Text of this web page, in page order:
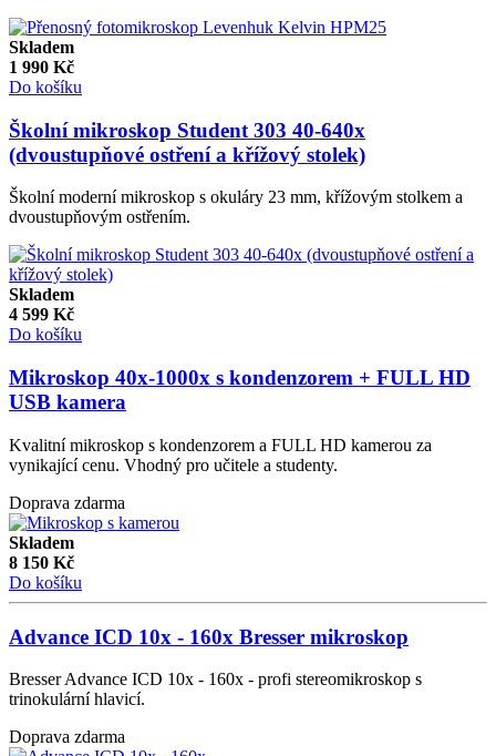
Skladem
1 990 Kč
Do košíku
Školní mikroskop Student 303 40-640x
(dvoustupňové ostření a křížový stolek)
Školní moderní mikroskop s okuláry 23 mm, křížovým stolkem a
dvoustupňovým ostřením.
Skladem
4 599 Kč
Do košíku
Mikroskop 40x-1000x s kondenzorem + FULL HD
USB kamera
Kvalitní mikroskop s kondenzorem a FULL HD kamerou za
vynikající cenu. Vhodný pro učitele a studenty.
Doprava zdarma
Skladem
8 150 Kč
Do košíku
Advance ICD 10x - 160x Bresser mikroskop
Bresser Advance ICD 10x - 160x - profi stereomikroskop s
trinokulární hlavicí.
Doprava zdarma